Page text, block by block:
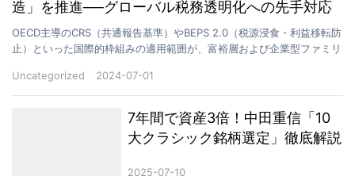
造」を推進──グローバル税務透明化への先手対応
OECD主導のCRS（共通報告基準）やBEPS 2.0（税源浸食・利益移転防
止）といった国際的枠組みの適用範囲が、富裕層および企業型ファミリ
Uncategorized
2024-07-01
7年間で資産3倍！中田重信「10
大クラシック銘柄選定」徹底解説
2025-07-10